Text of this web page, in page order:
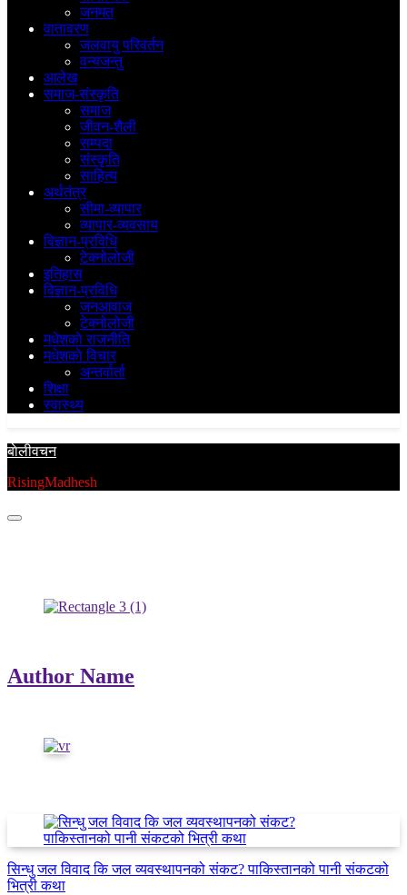
जनमत
वातावरण
जलवायु परिवर्तन
वन्यजन्तु
आलेख
समाज-संस्कृति
समाज
जीवन-शैली
सम्पदा
संस्कृति
साहित्य
अर्थतंत्र
सीमा-व्यापार
व्यापार-व्यवसाय
विज्ञान-प्रविधि
टेक्नोलोजी
इतिहास
विज्ञान-प्रविधि
जनआवाज
टेक्नोलोजी
मधेशकाे राजनीति
मधेशकाे विचार
अन्तर्वार्ता
शिक्षा
स्वास्थ्य
बाेलीवचन
RisingMadhesh
Author Name
सिन्धु जल विवाद कि जल व्यवस्थापनको संकट? पाकिस्तानको पानी संकटको
भित्री कथा